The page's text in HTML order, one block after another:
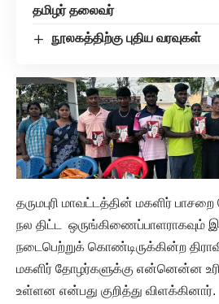
தமிழர் தலைவர்
நூலகத்திற்கு புதிய வரவுகள்
தருமபுரி மாவட்டத்தின் மகளிர்
நல திட்ட ஒருங்கிணைப்பாளராகவும்
நடைபெற்றுக் கொண்டிருக்கின்ற
மகளிர் தோழர்களுக்கு என்னென்ன
உள்ளன என்பது குறித்து விளக்கினார்.